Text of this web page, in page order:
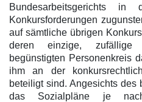
Bundesarbeitsgerichts in
Konkursforderungen
auf sämtliche übrigen
deren einzige,
begünstigten Personenkreis
ihm an der
beteiligt sind. Angesichts des
das Sozialpläne je